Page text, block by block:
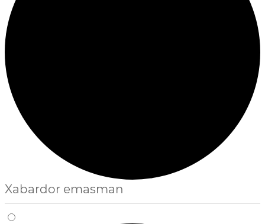
Xabardor emasman